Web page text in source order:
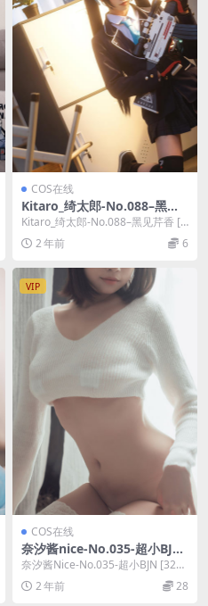
COS在线
Kitaro_绮太郎-No.088–黑见
芹香 [18P]
Kitaro_绮太郎-No.088–黑见芹香 [1
8P]，Kitaro_绮太郎在...
2 年前 6
VIP
COS在线
奈汐酱nice-No.035-超小BJN
[32P]
奈汐酱Nice-No.035-超小BJN [32
P]，奈汐酱Nice在线作品导航...
2 年前 28